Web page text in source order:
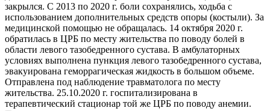
закрылся. С 2013 по 2020 г. боли сохранялись, ходь­ба с
использованием дополнительных средств опоры (костыли). За
медицинской помощью не обращалась. 14 октября 2020 г.
обратилась в ЦРБ по месту житель­ства по поводу болей в
области левого тазобедренного сустава. В амбулаторных
условиях выполнена пункция левого тазобедренного сустава,
эвакуирована гемор­рагическая жидкость в большом объеме.
Отправлена под наблюдение травматолога по месту
жительства. 25.10.2020 г. госпитализирована в
терапевтический стационар той же ЦРБ по поводу анемии.